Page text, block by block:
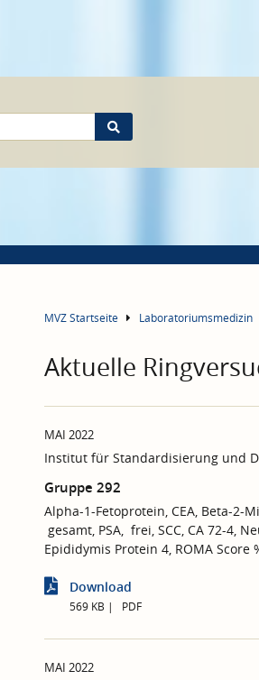
MVZ Startseite Laboratoriumsmedizin
Aktuelle
MAI 2022
Institut für Standardisierung und
Gruppe 292
Alpha-1-Fetoprotein, CEA, Beta-2-
gesamt, PSA, frei, SCC, CA 72-4,
Epididymis Protein 4, ROMA Score
Download
569 KB PDF
MAI 2022